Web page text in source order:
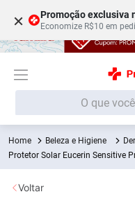
× Promoção exclusiva
Economize R$10 em
O que você está
Beleza e Higiene
Protetor Solar Eucerin Sensitive
Voltar
Termos mais
1º Fralda
2